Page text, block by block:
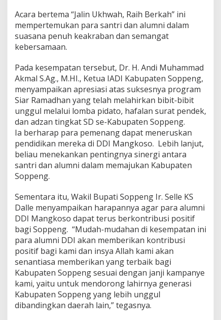
h
a
r
a
n
n
a
Acara bertema “Jalin Ukhwah, Raih Berkah” ini
mempertemukan para santri dan alumni dalam
suasana penuh keakraban dan semangat
kebersamaan.
Pada kesempatan tersebut, Dr. H. Andi Muhammad
Akmal S.Ag., M.HI., Ketua IADI Kabupaten Soppeng,
menyampaikan apresiasi atas suksesnya program
Siar Ramadhan yang telah melahirkan bibit-bibit
unggul melalui lomba pidato, hafalan surat pendek,
dan adzan tingkat SD se-Kabupaten Soppeng.
Ia berharap para pemenang dapat meneruskan
pendidikan mereka di DDI Mangkoso. Lebih lanjut,
beliau menekankan pentingnya sinergi antara
santri dan alumni dalam memajukan Kabupaten
Soppeng.
Sementara itu, Wakil Bupati Soppeng Ir. Selle KS
Dalle menyampaikan harapannya agar para alumni
DDI Mangkoso dapat terus berkontribusi positif
bagi Soppeng. “Mudah-mudahan di kesempatan ini
para alumni DDI akan memberikan kontribusi
positif bagi kami dan insya Allah kami akan
senantiasa memberikan yang terbaik bagi
Kabupaten Soppeng sesuai dengan janji kampanye
kami, yaitu untuk mendorong lahirnya generasi
Kabupaten Soppeng yang lebih unggul
dibandingkan daerah lain,” tegasnya.